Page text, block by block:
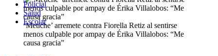
Policial
Salud
Escolar
‘Metiche’ arremete contra Fiorella Retiz al sentirse
menos culpable por ampay de Érika Villalobos: “Me
causa gracia”